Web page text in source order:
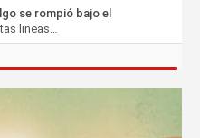
se rompió bajo el
lineas…